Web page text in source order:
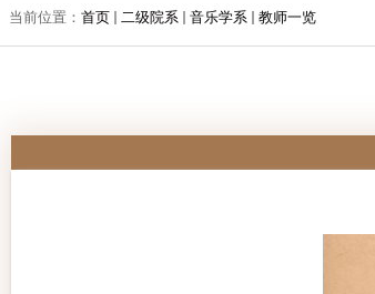
当前位置： 首页 二级院系 音乐学系 教师一览